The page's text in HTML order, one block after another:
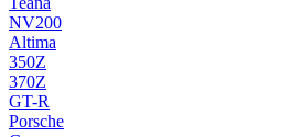
NV200
Altima
350Z
370Z
GT-R
Porsche